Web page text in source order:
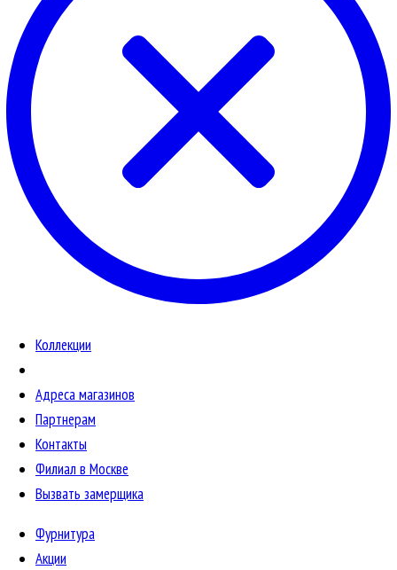
Коллекции
Адреса магазинов
Партнерам
Контакты
Филиал в Москве
Вызвать замерщика
Фурнитура
Акции